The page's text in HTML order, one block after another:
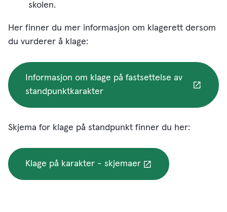
skolen.
Her finner du mer informasjon om klagerett dersom
du vurderer å klage:
Informasjon om klage på fastsettelse av
standpunktkarakter
Skjema for klage på standpunkt finner du her:
Klage på karakter - skjemaer